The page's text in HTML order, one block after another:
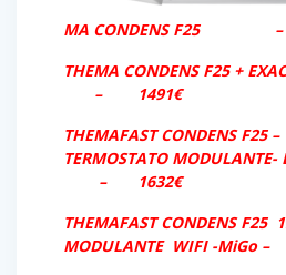
MA CONDENS F25 –
THEMA CONDENS F25 +
– 1491€
THEMAFAST CONDENS F25
TERMOSTATO MODULANTE-
– 1632€
THEMAFAST CONDENS F25
MODULANTE WIFI -MiGo